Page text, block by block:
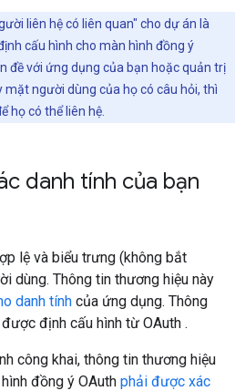
liên hệ có liên quan" cho dự án là
cấu hình cho màn hình đồng ý
đề với ứng dụng của bạn hoặc quản trị
người dùng của họ có câu hỏi, thì
họ có thể liên hệ.
danh tính của bạn
lệ và biểu trưng (không bắt
dùng. Thông tin thương hiệu này
danh tính của ứng dụng. Thông
định cấu hình từ OAuth .
công khai, thông tin thương hiệu
đồng ý OAuth phải được xác